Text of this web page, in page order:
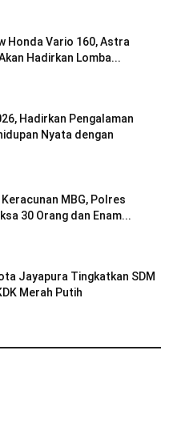
Honda Vario 160, Astra
Hadirkan Lomba...
Hadirkan Pengalaman
Nyata dengan
MBG, Polres
30 Orang dan Enam...
Jayapura Tingkatkan SDM
Merah Putih